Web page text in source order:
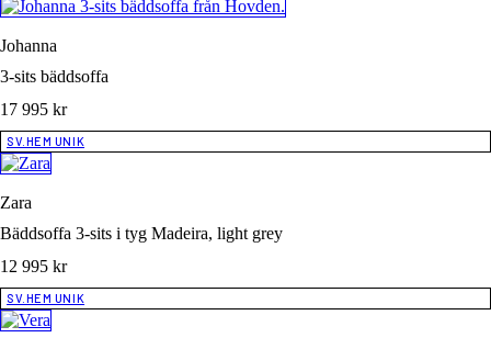
Johanna
3-sits bäddsoffa
17 995 kr
SV.HEM UNIK
Zara
Bäddsoffa 3-sits i tyg Madeira, light grey
12 995 kr
SV.HEM UNIK